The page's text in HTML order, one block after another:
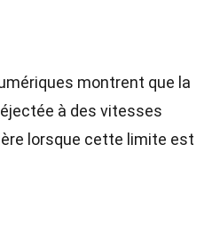
montrent que la
à des vitesses
lorsque cette limite est